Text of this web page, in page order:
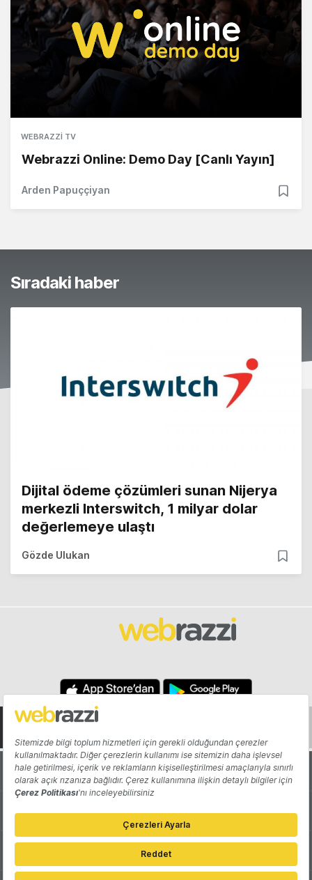
WEBRAZZI TV
Webrazzi Online: Demo Day [Canlı Yayın]
Arden Papuççiyan
Sıradaki haber
Dijital ödeme çözümleri sunan Nijerya
merkezli Interswitch, 1 milyar dolar
değerlemeye ulaştı
Gözde Ulukan
Hakkında Yazarlar
Katkıda Bulun Reklam